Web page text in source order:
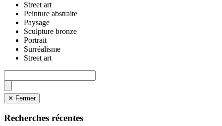
Street art
Peinture abstraite
Paysage
Sculpture bronze
Portrait
Surréalisme
Street art
✕ Fermer
Recherches récentes